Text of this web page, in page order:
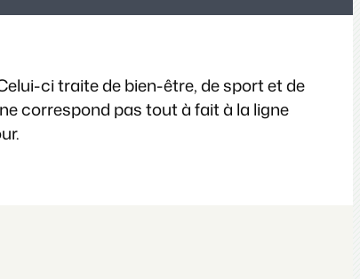
ci traite de bien-être, de sport et de
correspond pas tout à fait à la ligne